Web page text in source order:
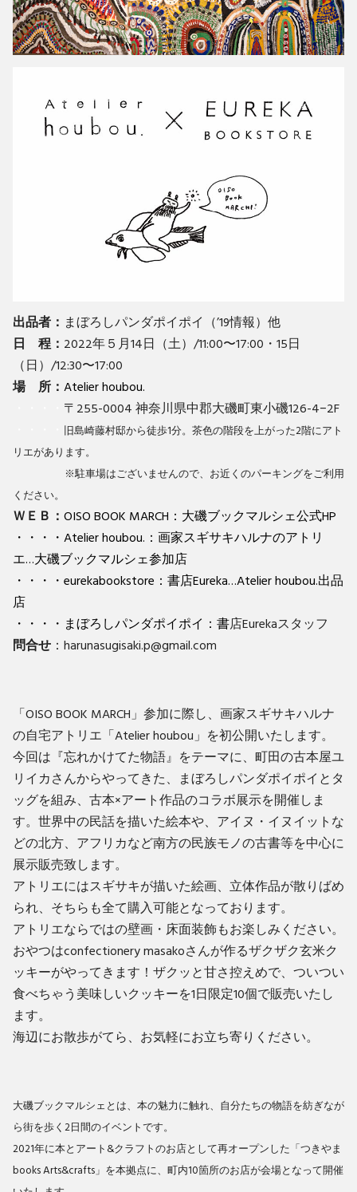
出品者： まぼろしパンダポイポイ（’19情報）他
日 程： 2022年５月14日（土）/11:00〜17:00・15日
（日）/12:30〜17:00
場 所： Atelier houbou.
〒255-0004 神奈川県中郡大磯町東小磯126-4−2F
旧島崎藤村邸から徒歩1分。茶色の階段を上がった2階にアト
リエがあります。
※駐車場はございませんので、お近くのパーキングをご利用
ください。
ＷＥＢ： OISO BOOK MARCH ：大磯ブックマルシェ公式HP
・・・・ Atelier houbou. ：画家スギサキハルナのアトリ
エ…大磯ブックマルシェ参加店
・・・・ eurekabookstore ：書店Eureka…Atelier houbou.出品
店
・・・・ まぼろしパンダポイポイ ：書店Eurekaスタッフ
問合せ ：harunasugisaki.p@gmail.com
「OISO BOOK MARCH」参加に際し、画家スギサキハルナ
の自宅アトリエ「Atelier houbou」を初公開いたします。
今回は『忘れかけてた物語』をテーマに、町田の古本屋ユ
リイカさんからやってきた、まぼろしパンダポイポイとタ
ッグを組み、古本×アート作品のコラボ展示を開催しま
す。世界中の民話を描いた絵本や、アイヌ・イヌイットな
どの北方、アフリカなど南方の民族モノの古書等を中心に
展示販売致します。
アトリエにはスギサキが描いた絵画、立体作品が散りばめ
られ、そちらも全て購入可能となっております。
アトリエならではの壁画・床面装飾もお楽しみください。
おやつはconfectionery masakoさんが作るザクザク玄米ク
ッキーがやってきます！ザクッと甘さ控えめで、ついつい
食べちゃう美味しいクッキーを1日限定10個で販売いたし
ます。
海辺にお散歩がてら、お気軽にお立ち寄りください。
大磯ブックマルシェとは、本の魅力に触れ、自分たちの物語を紡ぎなが
ら街を歩く2日間のイベントです。
2021年に本とアート&クラフトのお店として再オープンした「つきやま
books Arts&crafts」を本拠点に、町内10箇所のお店が会場となって開催